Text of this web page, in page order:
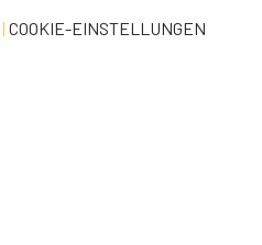
| COOKIE-EINSTELLUNGEN